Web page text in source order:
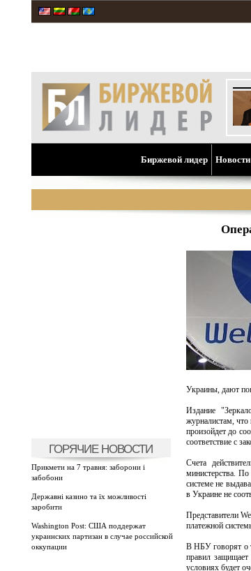
Биржевой лидер
ГОРЯЧИЕ НОВОСТИ
Прикмети на 7 травня: заборони і
забобони
Державні казино та їх можливості
заробити
Washington Post: США поддержат
украинских партизан в случае российской
оккупации
Украины, дают
Издание
журналистам, что
произойдет до
соответствие с
Счета
министерства.
системе не
в Украине не
Представители
платежной
В НБУ говорят о
правил защищает
условиях будет